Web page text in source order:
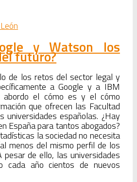
y Watson los
futuro?
de los retos del sector legal y
a Google y a IBM
abordo el cómo es y el cómo
que ofrecen las Facultad
universidades españolas. ¿Hay
España para tantos abogados?
la sociedad no necesita
menos del mismo perfil de los
pesar de ello, las universidades
cada año cientos de nuevos